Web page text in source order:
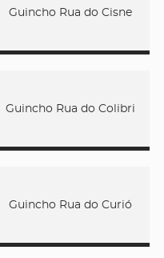
Guincho Rua do Cisne
Guincho Rua do Colibri
Guincho Rua do Curió